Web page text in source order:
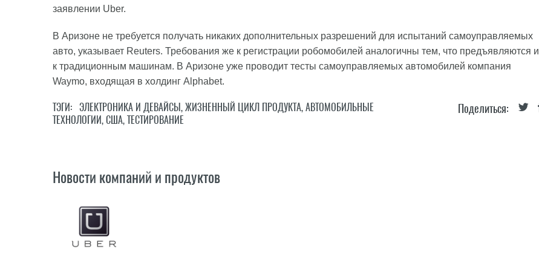
заявлении Uber.
В Аризоне не требуется получать никаких дополнительных разрешений для испытаний самоуправляемых
авто, указывает Reuters. Требования же к регистрации робомобилей аналогичны тем, что предъявляются и
к традиционным машинам. В Аризоне уже проводит тесты самоуправляемых автомобилей компания
Waymo, входящая в холдинг Alphabet.
Поделиться:
ТЭГИ: ЭЛЕКТРОНИКА И ДЕВАЙСЫ,ЖИЗНЕННЫЙ ЦИКЛ ПРОДУКТА,АВТОМОБИЛЬНЫЕ
ТЕХНОЛОГИИ,США,ТЕСТИРОВАНИЕ
Новости компаний и продуктов